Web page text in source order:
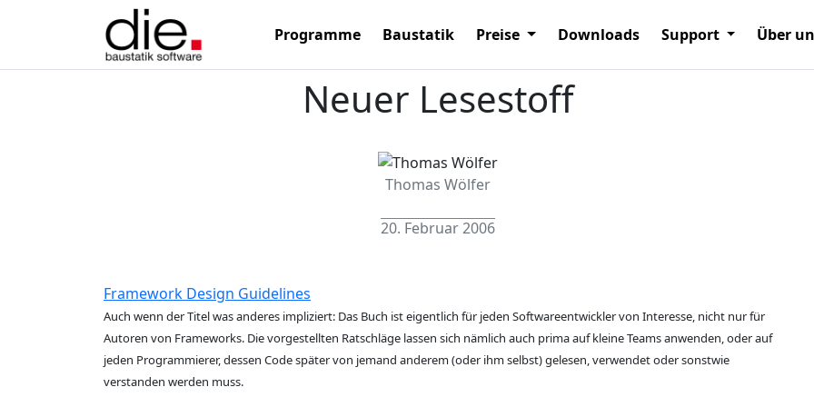
Programme Baustatik Preise Downloads Support Über
Neuer Lesestoff
Thomas Wölfer
20. Februar 2006
Framework Design Guidelines
Auch wenn der Titel was anderes impliziert: Das Buch ist eigentlich für jeden Softwareentwickler von Interesse, nicht nur für
Autoren von Frameworks. Die vorgestellten Ratschläge lassen sich nämlich auch prima auf kleine Teams anwenden, oder auf
jeden Programmierer, dessen Code später von jemand anderem (oder ihm selbst) gelesen, verwendet oder sonstwie
verstanden werden muss.